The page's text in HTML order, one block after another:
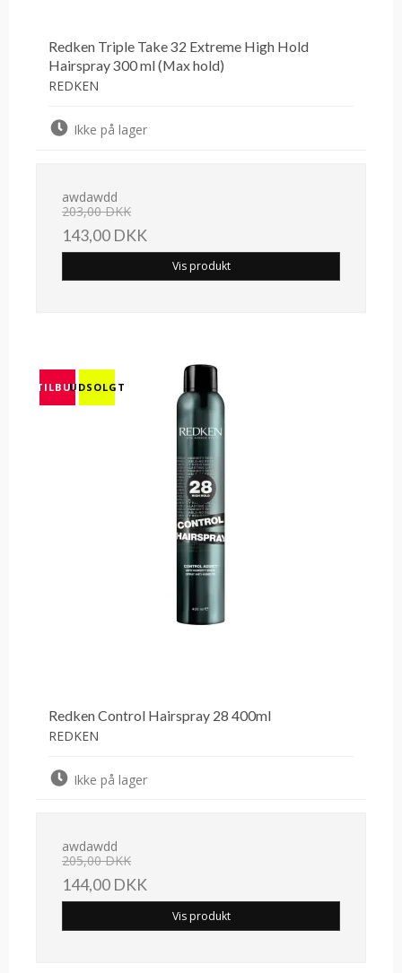
Redken Triple Take 32 Extreme High Hold
Hairspray 300 ml (Max hold)
REDKEN
Ikke på lager
awdawdd
203,00 DKK
143,00 DKK
Vis produkt
TILBUDUDSOLGT
Redken Control Hairspray 28 400ml
REDKEN
Ikke på lager
awdawdd
205,00 DKK
144,00 DKK
Vis produkt